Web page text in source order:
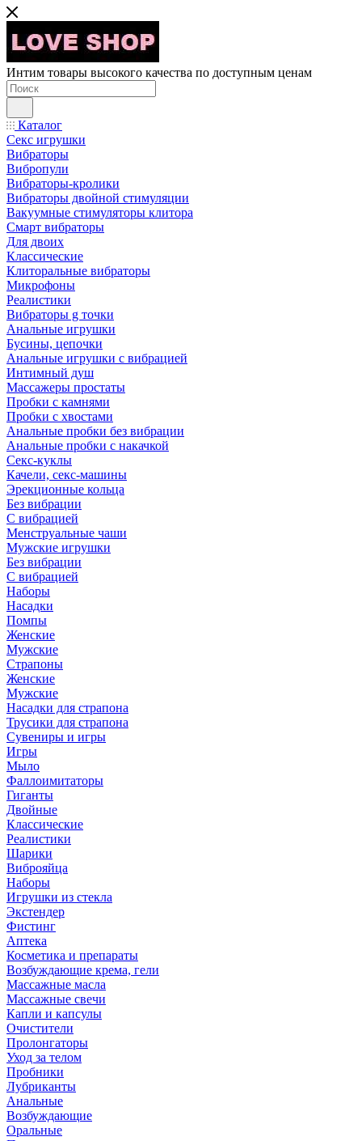
Интим товары высокого качества по доступным ценам
Каталог
Секс игрушки
Вибраторы
Вибропули
Вибраторы-кролики
Вибраторы двойной стимуляции
Вакуумные стимуляторы клитора
Смарт вибраторы
Для двоих
Классические
Клиторальные вибраторы
Микрофоны
Реалистики
Вибраторы g точки
Анальные игрушки
Бусины, цепочки
Анальные игрушки с вибрацией
Интимный душ
Массажеры простаты
Пробки с камнями
Пробки с хвостами
Анальные пробки без вибрации
Анальные пробки с накачкой
Секс-куклы
Качели, секс-машины
Эрекционные кольца
Без вибрации
С вибрацией
Менструальные чаши
Мужские игрушки
Без вибрации
С вибрацией
Наборы
Насадки
Помпы
Женские
Мужские
Страпоны
Женские
Мужские
Насадки для страпона
Трусики для страпона
Сувениры и игры
Игры
Мыло
Фаллоимитаторы
Гиганты
Двойные
Классические
Реалистики
Шарики
Виброяйца
Наборы
Игрушки из стекла
Экстендер
Фистинг
Аптека
Косметика и препараты
Возбуждающие крема, гели
Массажные масла
Массажные свечи
Капли и капсулы
Очистители
Пролонгаторы
Уход за телом
Пробники
Лубриканты
Анальные
Возбуждающие
Оральные